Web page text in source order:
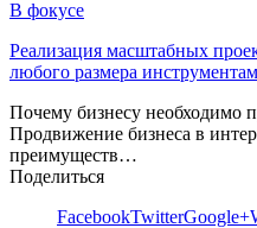
В фокусе
Реализация масштабных
любого размера
Почему бизнесу необходимо
Продвижение бизнеса в
преимуществ…
Поделиться
FacebookTwitterGoogle+